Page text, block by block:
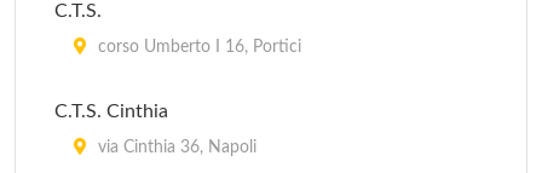
C.T.S.
corso Umberto I 16, Portici
C.T.S. Cinthia
via Cinthia 36, Napoli